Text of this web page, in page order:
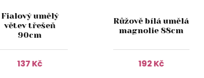
Fialový umělý
větev třešeň
90cm
137 Kč
Růžově bílá umělá
magnolie 88cm
192 Kč